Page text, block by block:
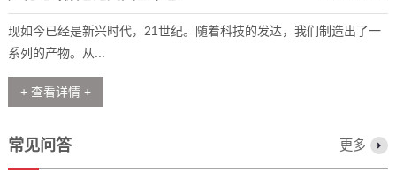
现如今已经是新兴时代，21世纪。随着科技的发达，我们制造出了一
系列的产物。从...
+ 查看详情 +
常见问答 更多